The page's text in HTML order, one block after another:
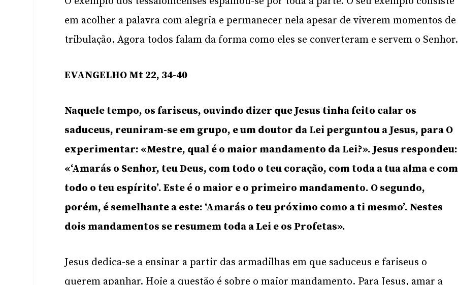
em acolher a palavra com alegria e permanecer nela apesar de viverem momentos de
tribulação. Agora todos falam da forma como eles se converteram e servem o Senhor.
EVANGELHO Mt 22, 34-40
Naquele tempo, os fariseus, ouvindo dizer que Jesus tinha feito calar os
saduceus, reuniram-se em grupo, e um doutor da Lei perguntou a Jesus, para O
experimentar: «Mestre, qual é o maior mandamento da Lei?». Jesus respondeu:
«‘Amarás o Senhor, teu Deus, com todo o teu coração, com toda a tua alma e com
todo o teu espírito’. Este é o maior e o primeiro mandamento. O segundo,
porém, é semelhante a este: ‘Amarás o teu próximo como a ti mesmo’. Nestes
dois mandamentos se resumem toda a Lei e os Profetas».
Jesus dedica-se a ensinar a partir das armadilhas em que saduceus e fariseus o
querem apanhar. Hoje a questão é sobre o maior mandamento. Para Jesus, amar a